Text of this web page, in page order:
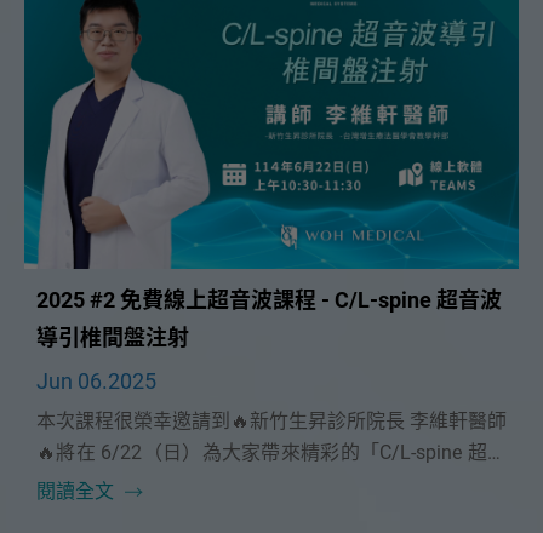
2025 #2 免費線上超音波課程 - C/L-spine 超音波
導引椎間盤注射
Jun 06.2025
本次課程很榮幸邀請到🔥新竹生昇診所院長 李維軒醫師
🔥將在 6/22（日）為大家帶來精彩的「C/L-spine 超音
波導引椎間盤注射」課程。
閱讀全文